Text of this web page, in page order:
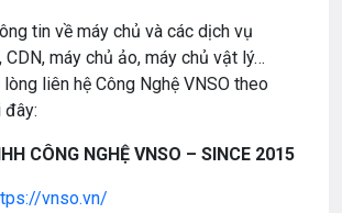
tin về máy chủ và các dịch vụ
CDN, máy chủ ảo, máy chủ vật lý…
liên hệ Công Nghệ VNSO theo
CÔNG NGHỆ VNSO – SINCE 2015
vnso.vn/